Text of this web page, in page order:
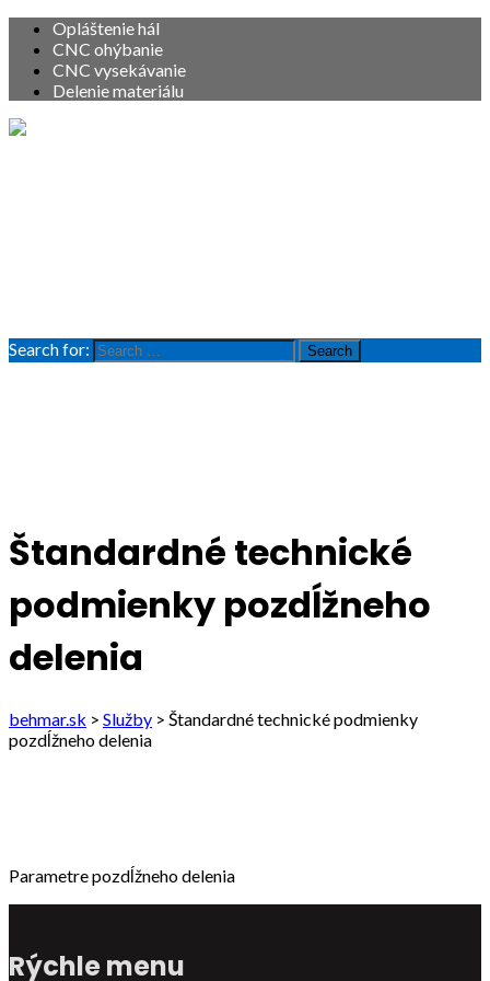
Opláštenie hál
CNC ohýbanie
CNC vysekávanie
Delenie materiálu
Search for: Search
Štandardné technické
podmienky pozdĺžneho
delenia
behmar.sk > Služby > Štandardné technické podmienky
pozdĺžneho delenia
Parametre pozdĺžneho delenia
Rýchle menu